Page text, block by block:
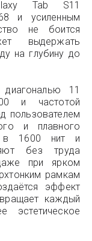
Tab S11
и усиленным
не боится
выдержать
на глубину до
11
и частотой
пользователем
и плавного
в 1600 нит и
без труда
при ярком
рамкам
эффект
каждый
эстетическое